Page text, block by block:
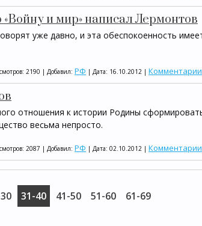
и мир» написал Лермонтов
уже давно, и эта обеспокоенность
2190 | Добавил: РФ | Дата: 16.10.2012 | Комментарии
отношения к истории Родины
весьма непросто.
2087 | Добавил: РФ | Дата: 02.10.2012 | Комментарии
31-40 41-50 51-60 61-69